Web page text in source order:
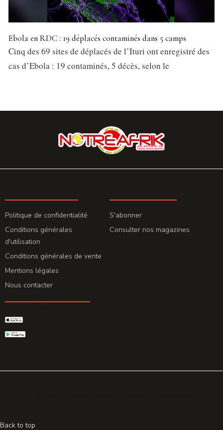
Ebola en RDC : 19 déplacés contaminés dans 5 camps
Cinq des 69 sites de déplacés de l’Ituri ont enregistré des
cas d’Ebola : 19 contaminés, 5 décès, selon le
Politique de confidentialité
Conditions générales
d'utilisation
Conditions générales de vente
Mentions légales
Nous contacter
S'abonner
Consulter nos magazines
Back to top